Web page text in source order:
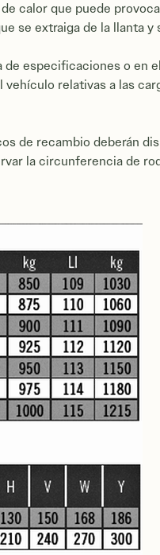
calor que puede
se extraiga de la llanta y
especificaciones o en
relativas a las
de recambio deberán
la circunferencia de